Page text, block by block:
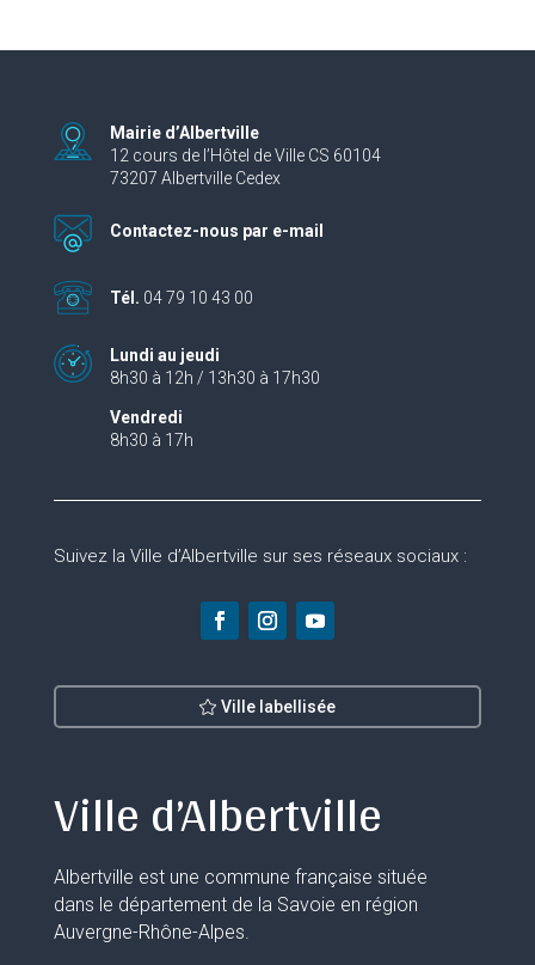
Mairie d’Albertville
12 cours de l’Hôtel de Ville CS 60104
73207 Albertville Cedex
Contactez-nous par e-mail
Tél. 04 79 10 43 00
Lundi au jeudi
8h30 à 12h / 13h30 à 17h30
Vendredi
8h30 à 17h
Suivez la Ville d’Albertville sur ses réseaux sociaux :
Ville labellisée
Ville d’Albertville
Albertville est une commune française située
dans le département de la Savoie en région
Auvergne-Rhône-Alpes.